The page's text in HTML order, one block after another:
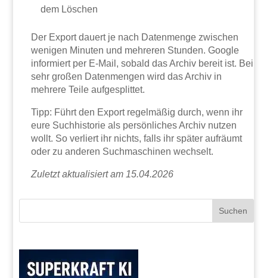
dem Löschen
Der Export dauert je nach Datenmenge zwischen
wenigen Minuten und mehreren Stunden. Google
informiert per E-Mail, sobald das Archiv bereit ist. Bei
sehr großen Datenmengen wird das Archiv in
mehrere Teile aufgesplittet.
Tipp: Führt den Export regelmäßig durch, wenn ihr
eure Suchhistorie als persönliches Archiv nutzen
wollt. So verliert ihr nichts, falls ihr später aufräumt
oder zu anderen Suchmaschinen wechselt.
Zuletzt aktualisiert am 15.04.2026